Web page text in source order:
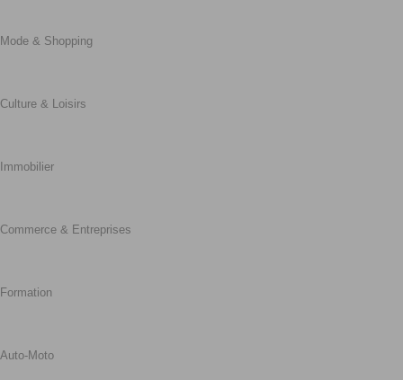
Mode & Shopping
Culture & Loisirs
Immobilier
Commerce & Entreprises
Formation
Auto-Moto